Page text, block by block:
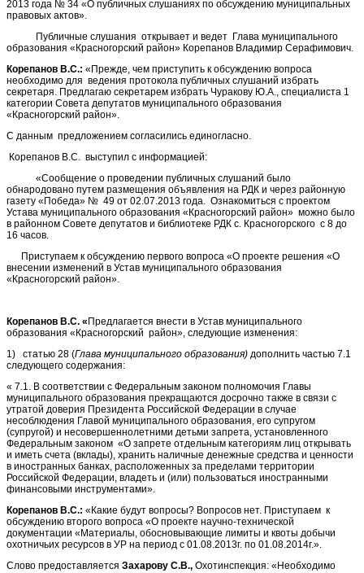
2013 года № 34 «О публичных слушаниях по обсуждению муниципальных
правовых актов».
Публичные слушания открывает и ведет Глава муниципального
образования «Красногорский район» Корепанов Владимир Серафимович.
Корепанов В.С.: «Прежде, чем приступить к обсуждению вопроса
необходимо для ведения протокола публичных слушаний избрать
секретаря. Предлагаю секретарем избрать Чуракову Ю.А., специалиста 1
категории Совета депутатов муниципального образования
«Красногорский район».
С данным предложением согласились единогласно.
Корепанов В.С. выступил с информацией:
«Сообщение о проведении публичных слушаний было
обнародовано путем размещения объявления на РДК и через районную
газету «Победа» № 49 от 02.07.2013 года. Ознакомиться с проектом
Устава муниципального образования «Красногорский район» можно было
в районном Совете депутатов и библиотеке РДК с. Красногорского с 8 до
16 часов.
Приступаем к обсуждению первого вопроса «О проекте решения «О
внесении изменений в Устав муниципального образования
«Красногорский район».
Корепанов В.С. «Предлагается внести в Устав муниципального
образования «Красногорский район», следующие изменения:
1) статью 28 (Глава муниципального образования) дополнить частью 7.1
следующего содержания:
« 7.1. В соответствии с Федеральным законом полномочия Главы
муниципального образования прекращаются досрочно также в связи с
утратой доверия Президента Российской Федерации в случае
несоблюдения Главой муниципального образования, его супругом
(супругой) и несовершеннолетними детьми запрета, установленного
Федеральным законом «О запрете отдельным категориям лиц открывать
и иметь счета (вклады), хранить наличные денежные средства и ценности
в иностранных банках, расположенных за пределами территории
Российской Федерации, владеть и (или) пользоваться иностранными
финансовыми инструментами».
Корепанов В.С.: «Какие будут вопросы? Вопросов нет. Приступаем к
обсуждению второго вопроса «О проекте научно-технической
документации «Материалы, обосновывающие лимиты и квоты добычи
охотничьих ресурсов в УР на период с 01.08.2013г. по 01.08.2014г.».
Слово предоставляется Захарову С.В., Охотинспекция: «Необходимо